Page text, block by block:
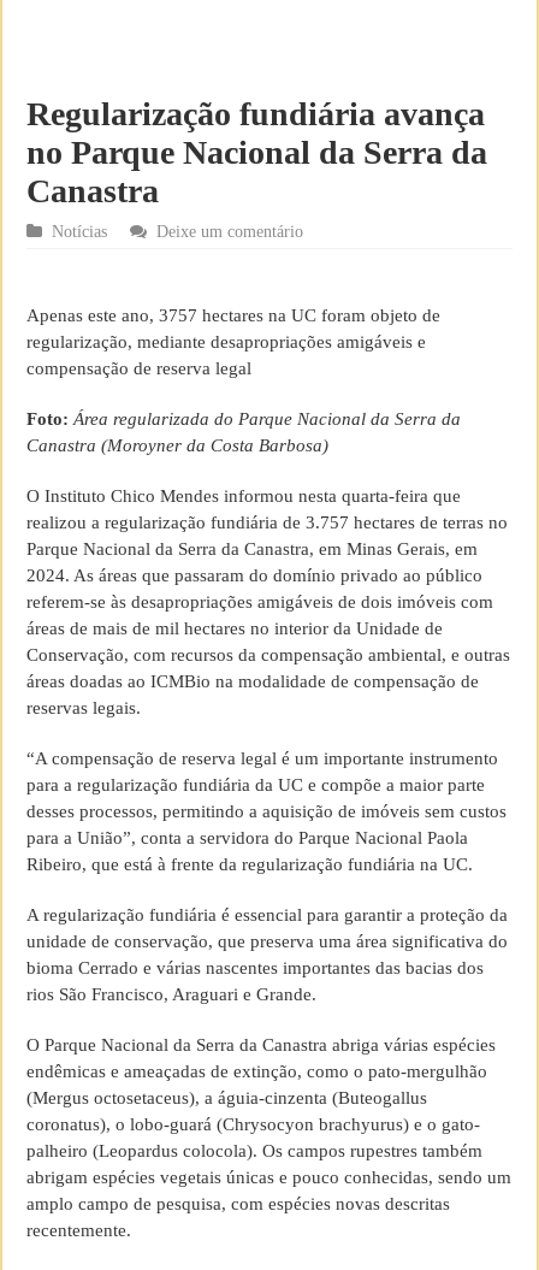
Regularização fundiária avança
no Parque Nacional da Serra da
Canastra
Notícias Deixe um comentário
Apenas este ano, 3757 hectares na UC foram objeto de
regularização, mediante desapropriações amigáveis e
compensação de reserva legal
Foto: Área regularizada do Parque Nacional da Serra da
Canastra (Moroyner da Costa Barbosa)
O Instituto Chico Mendes informou nesta quarta-feira que
realizou a regularização fundiária de 3.757 hectares de terras no
Parque Nacional da Serra da Canastra, em Minas Gerais, em
2024. As áreas que passaram do domínio privado ao público
referem-se às desapropriações amigáveis de dois imóveis com
áreas de mais de mil hectares no interior da Unidade de
Conservação, com recursos da compensação ambiental, e outras
áreas doadas ao ICMBio na modalidade de compensação de
reservas legais.
“A compensação de reserva legal é um importante instrumento
para a regularização fundiária da UC e compõe a maior parte
desses processos, permitindo a aquisição de imóveis sem custos
para a União”, conta a servidora do Parque Nacional Paola
Ribeiro, que está à frente da regularização fundiária na UC.
A regularização fundiária é essencial para garantir a proteção da
unidade de conservação, que preserva uma área significativa do
bioma Cerrado e várias nascentes importantes das bacias dos
rios São Francisco, Araguari e Grande.
O Parque Nacional da Serra da Canastra abriga várias espécies
endêmicas e ameaçadas de extinção, como o pato-mergulhão
(Mergus octosetaceus), a águia-cinzenta (Buteogallus
coronatus), o lobo-guará (Chrysocyon brachyurus) e o gato-
palheiro (Leopardus colocola). Os campos rupestres também
abrigam espécies vegetais únicas e pouco conhecidas, sendo um
amplo campo de pesquisa, com espécies novas descritas
recentemente.